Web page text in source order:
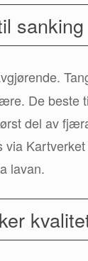
sanking
De beste
del av
lavan.